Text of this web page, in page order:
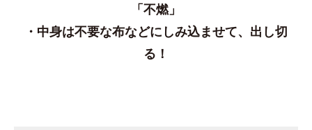
「不燃」
・中身は不要な布などにしみ込ませて、出し切
る！